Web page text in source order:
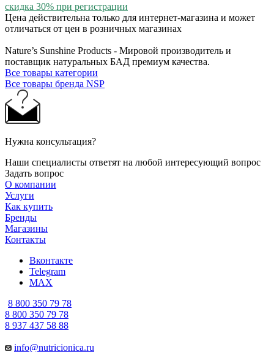
скидка 30% при регистрации
Цена действительна только для интернет-магазина и может
отличаться от цен в розничных магазинах
Nature’s Sunshine Products - Мировой производитель и
поставщик натуральных БАД премиум качества.
Все товары категории
Все товары бренда NSP
Нужна консультация?
Наши специалисты ответят на любой интересующий вопрос
Задать вопрос
О компании
Услуги
Как купить
Бренды
Магазины
Контакты
Вконтакте
Telegram
MAX
8 800 350 79 78
8 800 350 79 78
8 937 437 58 88
info@nutricionica.ru